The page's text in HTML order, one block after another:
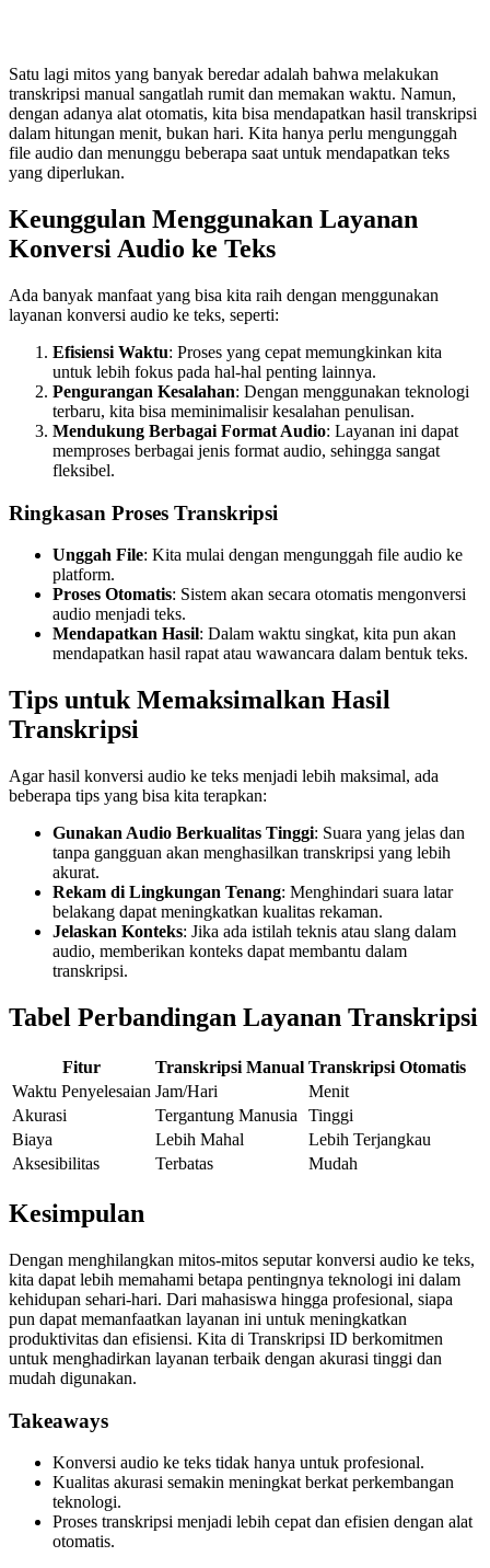
Satu lagi mitos yang banyak beredar adalah bahwa melakukan
transkripsi manual sangatlah rumit dan memakan waktu. Namun,
dengan adanya alat otomatis, kita bisa mendapatkan hasil transkripsi
dalam hitungan menit, bukan hari. Kita hanya perlu mengunggah
file audio dan menunggu beberapa saat untuk mendapatkan teks
yang diperlukan.
Keunggulan Menggunakan Layanan
Konversi Audio ke Teks
Ada banyak manfaat yang bisa kita raih dengan menggunakan
layanan konversi audio ke teks, seperti:
Efisiensi Waktu: Proses yang cepat memungkinkan kita
untuk lebih fokus pada hal-hal penting lainnya.
Pengurangan Kesalahan: Dengan menggunakan teknologi
terbaru, kita bisa meminimalisir kesalahan penulisan.
Mendukung Berbagai Format Audio: Layanan ini dapat
memproses berbagai jenis format audio, sehingga sangat
fleksibel.
Ringkasan Proses Transkripsi
Unggah File: Kita mulai dengan mengunggah file audio ke
platform.
Proses Otomatis: Sistem akan secara otomatis mengonversi
audio menjadi teks.
Mendapatkan Hasil: Dalam waktu singkat, kita pun akan
mendapatkan hasil rapat atau wawancara dalam bentuk teks.
Tips untuk Memaksimalkan Hasil
Transkripsi
Agar hasil konversi audio ke teks menjadi lebih maksimal, ada
beberapa tips yang bisa kita terapkan:
Gunakan Audio Berkualitas Tinggi: Suara yang jelas dan
tanpa gangguan akan menghasilkan transkripsi yang lebih
akurat.
Rekam di Lingkungan Tenang: Menghindari suara latar
belakang dapat meningkatkan kualitas rekaman.
Jelaskan Konteks: Jika ada istilah teknis atau slang dalam
audio, memberikan konteks dapat membantu dalam
transkripsi.
Tabel Perbandingan Layanan Transkripsi
Fitur Transkripsi Manual Transkripsi Otomatis
Waktu Penyelesaian Jam/Hari
Menit
Akurasi
Tergantung Manusia
Tinggi
Biaya
Lebih Mahal
Lebih Terjangkau
Aksesibilitas
Terbatas Mudah
Kesimpulan
Dengan menghilangkan mitos-mitos seputar konversi audio ke teks,
kita dapat lebih memahami betapa pentingnya teknologi ini dalam
kehidupan sehari-hari. Dari mahasiswa hingga profesional, siapa
pun dapat memanfaatkan layanan ini untuk meningkatkan
produktivitas dan efisiensi. Kita di Transkripsi ID berkomitmen
untuk menghadirkan layanan terbaik dengan akurasi tinggi dan
mudah digunakan.
Takeaways
Konversi audio ke teks tidak hanya untuk profesional.
Kualitas akurasi semakin meningkat berkat perkembangan
teknologi.
Proses transkripsi menjadi lebih cepat dan efisien dengan alat
otomatis.